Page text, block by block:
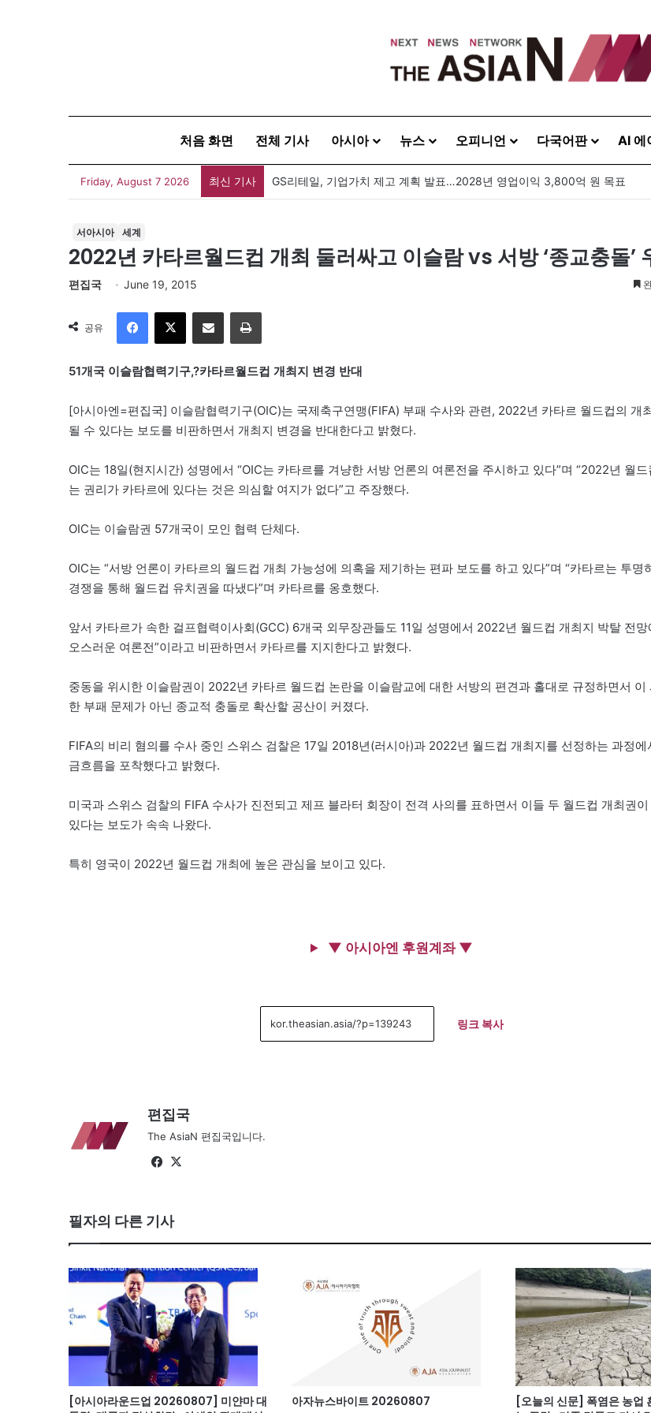
처음 화면 전체 기사 아시아 뉴스 오피니언 다국어판 AI 에
Friday, August 7 2026 최신 기사 GS리테일, 기업가치 제고 계획 발표…2028년 영업이익 3,800억 원 목표
서아시아 세계
2022년 카타르월드컵 개최 둘러싸고 이슬람 vs 서방 ‘종교충돌’
편집국 June 19, 2015
공유
이메일
51개국 이슬람협력기구,?카타르월드컵 개최지 변경 반대
[아시아엔=편집국] 이슬람협력기구(OIC)는 국제축구연맹(FIFA) 부패 수사와 관련, 2022년 카타르 월드컵의 개
될 수 있다는 보도를 비판하면서 개최지 변경을 반대한다고 밝혔다.
OIC는 18일(현지시간) 성명에서 “OIC는 카타르를 겨냥한 서방 언론의 여론전을 주시하고 있다”며 “2022년 월
는 권리가 카타르에 있다는 것은 의심할 여지가 없다”고 주장했다.
OIC는 이슬람권 57개국이 모인 협력 단체다.
OIC는 “서방 언론이 카타르의 월드컵 개최 가능성에 의혹을 제기하는 편파 보도를 하고 있다”며 “카타르는 투명
경쟁을 통해 월드컵 유치권을 따냈다”며 카타르를 옹호했다.
앞서 카타르가 속한 걸프협력이사회(GCC) 6개국 외무장관들도 11일 성명에서 2022년 월드컵 개최지 박탈 전망
오스러운 여론전”이라고 비판하면서 카타르를 지지한다고 밝혔다.
중동을 위시한 이슬람권이 2022년 카타르 월드컵 논란을 이슬람교에 대한 서방의 편견과 홀대로 규정하면서 이
한 부패 문제가 아닌 종교적 충돌로 확산할 공산이 커졌다.
FIFA의 비리 혐의를 수사 중인 스위스 검찰은 17일 2018년(러시아)과 2022년 월드컵 개최지를 선정하는 과정에
금흐름을 포착했다고 밝혔다.
미국과 스위스 검찰의 FIFA 수사가 진전되고 제프 블라터 회장이 전격 사의를 표하면서 이들 두 월드컵 개최권
있다는 보도가 속속 나왔다.
특히 영국이 2022년 월드컵 개최에 높은 관심을 보이고 있다.
▼ 아시아엔 후원계좌 ▼
링크 복사
편집국
The AsiaN 편집국입니다.
Fa
ok
필자의 다른 기사
[아시아라운드업 20260807] 미얀마 대
아자뉴스바이트 20260807
[오늘의 신문] 폭염은 농업